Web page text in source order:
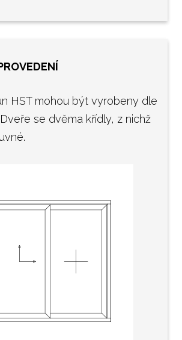
HST mohou být vyrobeny dle
se dvěma křídly, z nichž